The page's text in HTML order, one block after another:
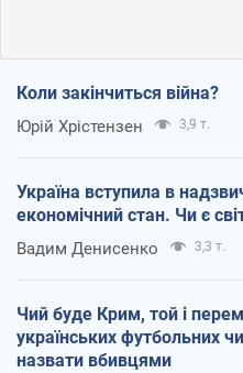
Коли закінчиться війна?
Юрій Хрістензен 3,9 т.
Україна вступила в
економічний стан. Чи є
Вадим Денисенко 3,3 т.
Чий буде Крим, той і
українських футбольних
назвати вбивцями